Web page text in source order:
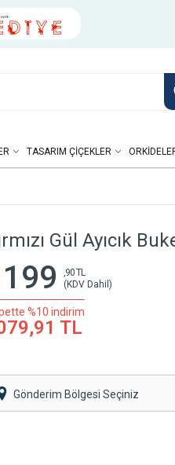
TASARIM ÇIÇEKLER
Gül Ayıcık
,90 TL
(KDV Dahil)
%10 indirim
TL
Gönderim Bölgesi Seçiniz